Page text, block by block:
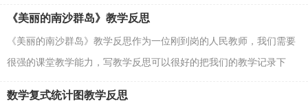
《美丽的南沙群岛》教学反思
《美丽的南沙群岛》教学反思作为一位刚到岗的人民教师，我们需要
很强的课堂教学能力，写教学反思可以很好的把我们的教学记录下
数学复式统计图教学反思